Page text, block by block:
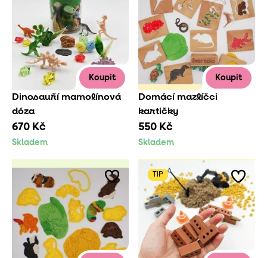
Koupit
Dinosauří mamolínová
dóza
670 Kč
Skladem
Koupit
Domácí mazlíčci
kartičky
550 Kč
Skladem
TIP